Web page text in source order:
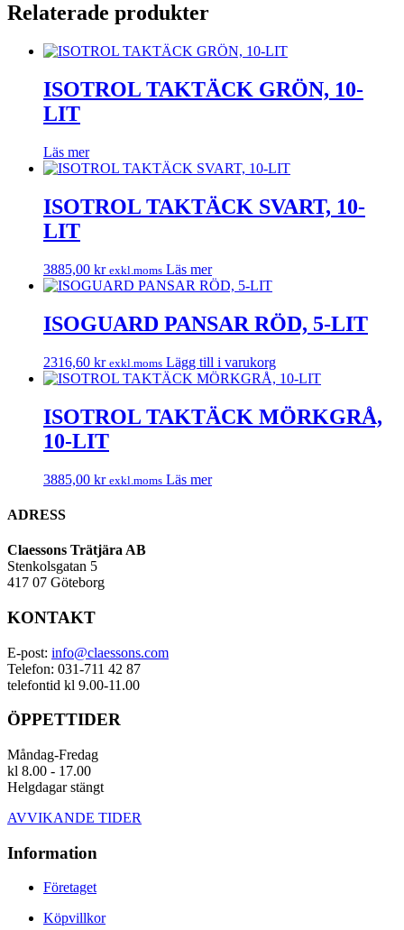
Relaterade produkter
ISOTROL TAKTÄCK GRÖN, 10-
LIT
Läs mer
ISOTROL TAKTÄCK SVART, 10-
LIT
3885,00 kr exkl.moms Läs mer
ISOGUARD PANSAR RÖD, 5-LIT
2316,60 kr exkl.moms Lägg till i varukorg
ISOTROL TAKTÄCK MÖRKGRÅ,
10-LIT
3885,00 kr exkl.moms Läs mer
ADRESS
Claessons Trätjära AB
Stenkolsgatan 5
417 07 Göteborg
KONTAKT
E-post: info@claessons.com
Telefon: 031-711 42 87
telefontid kl 9.00-11.00
ÖPPETTIDER
Måndag-Fredag
kl 8.00 - 17.00
Helgdagar stängt
AVVIKANDE TIDER
Information
Företaget
Köpvillkor